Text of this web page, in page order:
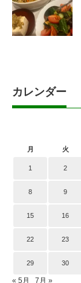
カレンダー
月 火
1 2
8 9
15 16
22 23
29 30
« 5月 7月 »